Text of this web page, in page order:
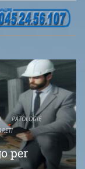
PATOLOGIE
per